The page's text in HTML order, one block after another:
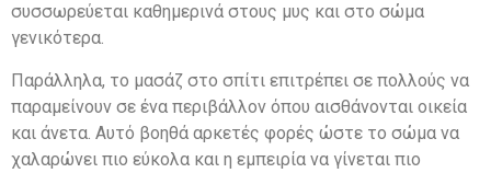
συσσωρεύεται καθημερινά στους μυς και στο σώμα
γενικότερα.
Παράλληλα, το μασάζ στο σπίτι επιτρέπει σε πολλούς να
παραμείνουν σε ένα περιβάλλον όπου αισθάνονται οικεία
και άνετα. Αυτό βοηθά αρκετές φορές ώστε το σώμα να
χαλαρώνει πιο εύκολα και η εμπειρία να γίνεται πιο